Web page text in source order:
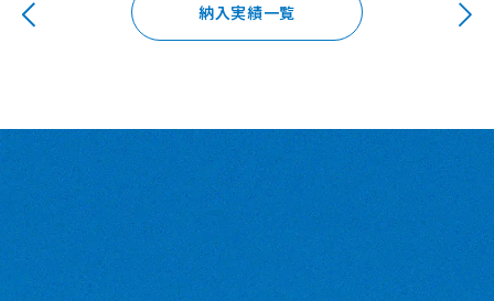
納入実績一覧